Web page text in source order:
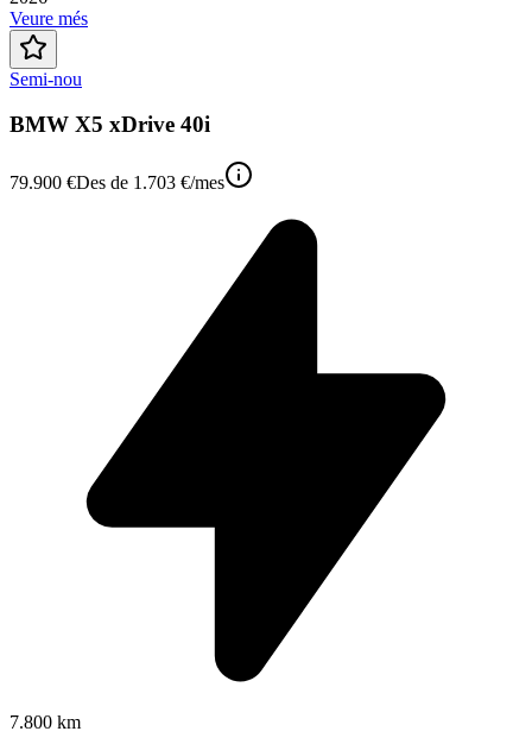
Veure més
Semi-nou
BMW X5 xDrive 40i
79.900 €Des de 1.703 €/mes
7.800 km